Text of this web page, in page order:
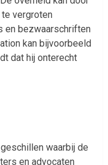
vergroten
en bezwaarschriften
kan bijvoorbeeld
dat hij onterecht
waarbij de
en advocaten